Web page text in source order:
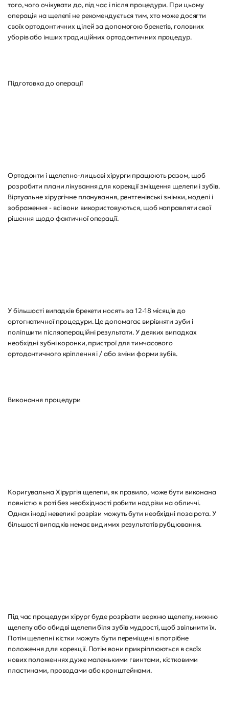
того, чого очікувати до, під час і після процедури. При цьому
операція на щелепі не рекомендується тим, хто може досягти
своїх ортодонтичних цілей за допомогою брекетів, головних
уборів або інших традиційних ортодонтичних процедур.
Підготовка до операції
Ортодонти і щелепно-лицьові хірурги працюють разом, щоб
розробити плани лікування для корекції зміщення щелепи і зубів.
Віртуальне хірургічне планування, рентгенівські знімки, моделі і
зображення - всі вони використовуються, щоб направляти свої
рішення щодо фактичної операції.
У більшості випадків брекети носять за 12-18 місяців до
ортогнатичної процедури. Це допомагає вирівняти зуби і
поліпшити післяопераційні результати. У деяких випадках
необхідні зубні коронки, пристрої для тимчасового
ортодонтичного кріплення і / або зміни форми зубів.
Виконання процедури
Коригувальна Хірургія щелепи, як правило, може бути виконана
повністю в роті без необхідності робити надрізи на обличчі.
Однак іноді невеликі розрізи можуть бути необхідні поза рота. У
більшості випадків немає видимих результатів рубцювання.
Під час процедури хірург буде розрізати верхню щелепу, нижню
щелепу або обидві щелепи біля зубів мудрості, щоб звільнити їх.
Потім щелепні кістки можуть бути переміщені в потрібне
положення для корекції. Потім вони прикріплюються в своїх
нових положеннях дуже маленькими гвинтами, кістковими
пластинами, проводами або кронштейнами.